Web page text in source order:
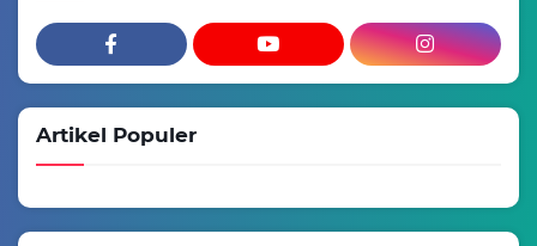
Artikel Populer